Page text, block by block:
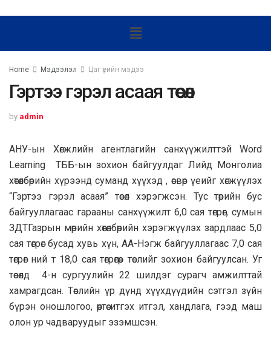
Home Мэдээлэл Цаг үеийн мэдээ
Гэртээ гэрэл асаая төсөл
by admin
АНУ-ын Хөгжлийн агентлагийн санхүүжилттэй Word
Learning ТББ-ын зохион байгуулдаг Лийд Монголиа
хөтөлбөрийн хүрээнд суманд хүүхэд , өсвөр үеийг хөгжүүлэх
“Гэртээ гэрэл асаая” төсөл хэрэгжсэн. Тус төрийн бус
байгууллагаас гарааны санхүүжилт 6,0 сая төгрөг, сумын
ЗДТГазрын мөрийн хөтөлбөрийн хэрэгжүүлэх зардлаас 5,0
сая төгрөг бусад хувь хүн, АА-Нэгж байгууллагаас 7,0 сая
төгрөг ний т 18,0 сая төгрөгөөр төслийг зохион байгуулсан. Уг
төсөлд 4-н сургуулийн 22 шилдэг сурагч амжилттай
хамрагдсан. Төслийн үр дүнд хүүхдүүдийн сэтгэл зүйн
бүрэн оношлогоо, өөртөө итгэх итгэл, хандлага, гээд маш
олон ур чадваруудыг эзэмшсэн.